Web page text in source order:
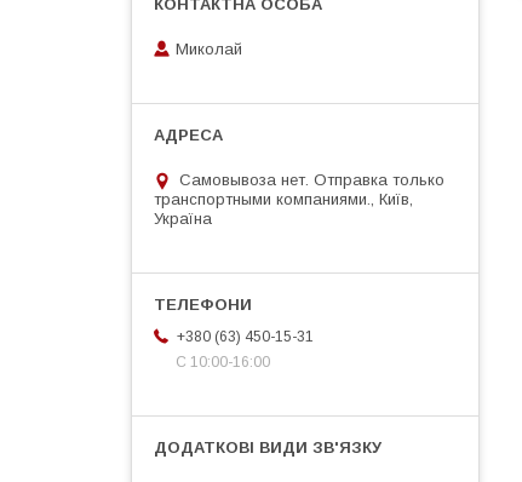
Миколай
Самовывоза нет. Отправка только
транспортными компаниями., Київ,
Україна
+380 (63) 450-15-31
С 10:00-16:00